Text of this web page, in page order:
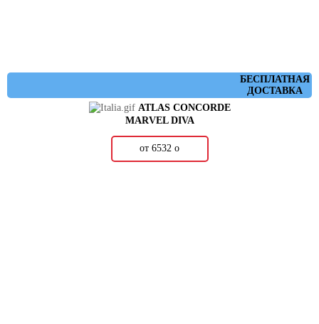
БЕСПЛАТНАЯ
ДОСТАВКА
ATLAS CONCORDE
MARVEL DIVA
от 6532 о